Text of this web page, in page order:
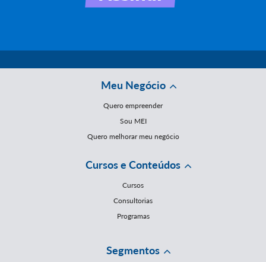
Meu Negócio
Quero empreender
Sou MEI
Quero melhorar meu negócio
Cursos e Conteúdos
Cursos
Consultorias
Programas
Segmentos